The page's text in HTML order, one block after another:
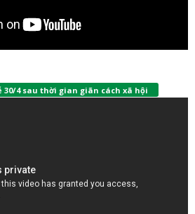
30/4 sau thời gian giãn cách xã hội